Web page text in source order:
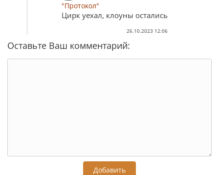
"Протокол"
Цирк уехал, клоуны остались
26.10.2023 12:06
Оставьте Ваш комментарий:
Добавить